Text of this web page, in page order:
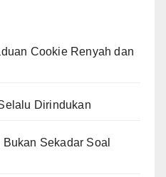
Cookie Renyah dan
Dirindukan
Sekadar Soal